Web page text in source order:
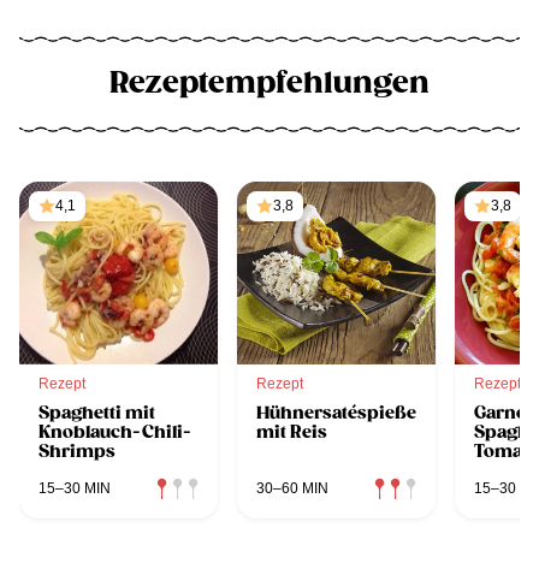
Rezeptempfehlungen
4,1
Rezept
Spaghetti mit
Knoblauch-Chili-
Shrimps
15–30 MIN
3,8
Rezept
Hühnersatéspieße
mit Reis
30–60 MIN
3,8
Rezept
15–30